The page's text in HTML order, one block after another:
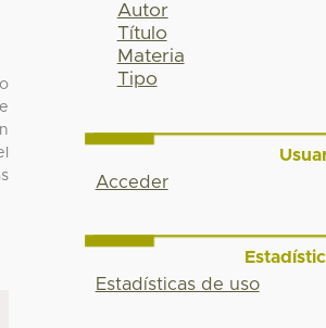
Autor
Título
Materia
Tipo
Acceder
Estadísticas de uso